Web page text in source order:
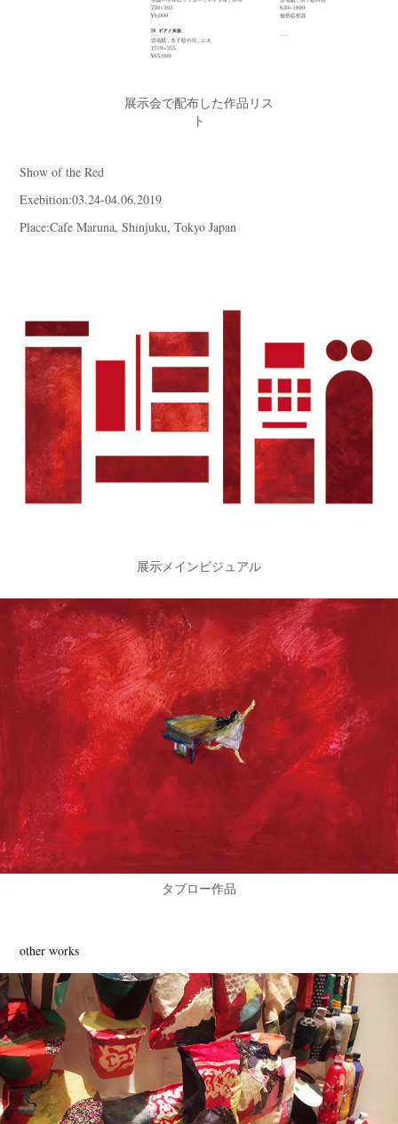
展示会で配布した作品リス
ト
Show of the Red
Exebition:03.24-04.06.2019
Place:Cafe Maruna, Shinjuku, Tokyo Japan
展示メインビジュアル
タブロー作品
other works
私はコンビニ